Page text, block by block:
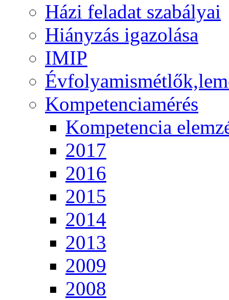
Házi feladat szabályai
Hiányzás igazolása
IMIP
Kompetenciamérés
Kompetencia
2017
2016
2015
2014
2013
2009
2008